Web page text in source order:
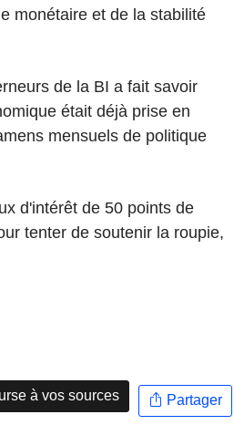
monétaire et de la stabilité
de la BI a fait savoir
était déjà prise en
mensuels de politique
d'intérêt de 50 points de
tenter de soutenir la roupie,
à vos sources Partager